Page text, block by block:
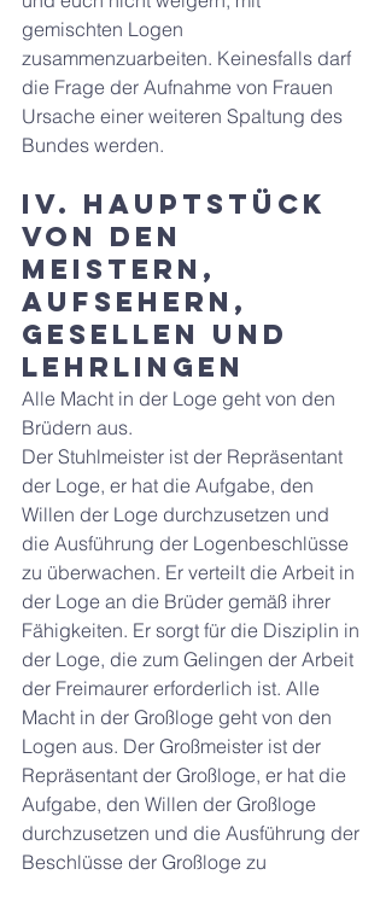
gemischten Logen
zusammenzuarbeiten. Keinesfalls darf
die Frage der Aufnahme von Frauen
Ursache einer weiteren Spaltung des
Bundes werden.
IV. HAUPTSTÜCK
Von den
Meistern,
Aufsehern,
Gesellen und
Lehrlingen
Alle Macht in der Loge geht von den
Brüdern aus.
Der Stuhlmeister ist der Repräsentant
der Loge, er hat die Aufgabe, den
Willen der Loge durchzusetzen und
die Ausführung der Logenbeschlüsse
zu überwachen. Er verteilt die Arbeit in
der Loge an die Brüder gemäß ihrer
Fähigkeiten. Er sorgt für die Disziplin in
der Loge, die zum Gelingen der Arbeit
der Freimaurer erforderlich ist. Alle
Macht in der Großloge geht von den
Logen aus. Der Großmeister ist der
Repräsentant der Großloge, er hat die
Aufgabe, den Willen der Großloge
durchzusetzen und die Ausführung der
Beschlüsse der Großloge zu